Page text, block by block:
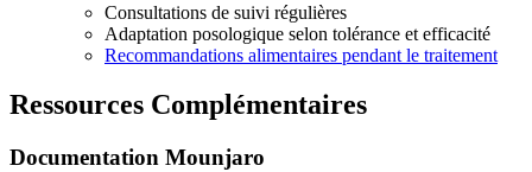
Consultations de suivi régulières
Adaptation posologique selon tolérance et efficacité
Recommandations alimentaires pendant le traitement
Ressources Complémentaires
Documentation Mounjaro